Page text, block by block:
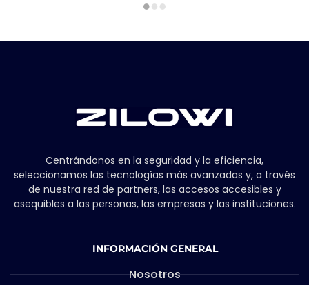
Centrándonos en la seguridad y la eficiencia,
seleccionamos las tecnologías más avanzadas y, a través
de nuestra red de partners, las accesos accesibles y
asequibles a las personas, las empresas y las instituciones.
INFORMACIÓN GENERAL
Nosotros